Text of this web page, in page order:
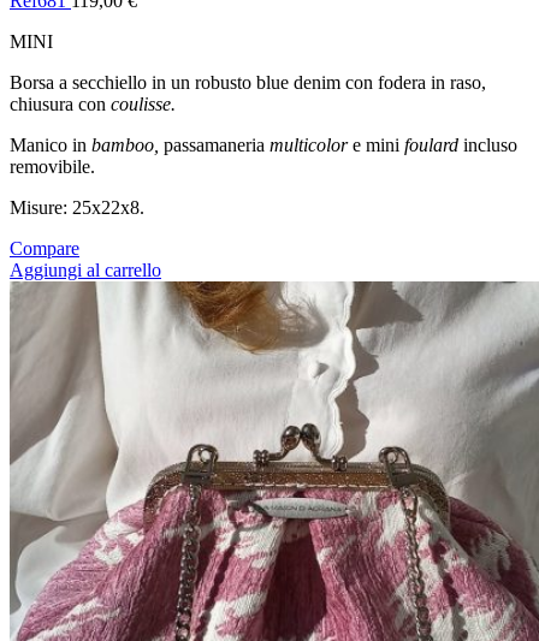
MINI
Borsa a secchiello in un robusto blue denim con fodera in raso,
chiusura con coulisse.
Manico in bamboo, passamaneria multicolore mini foulard incluso
removibile.
Misure: 25x22x8.
Compare
Aggiungi al carrello